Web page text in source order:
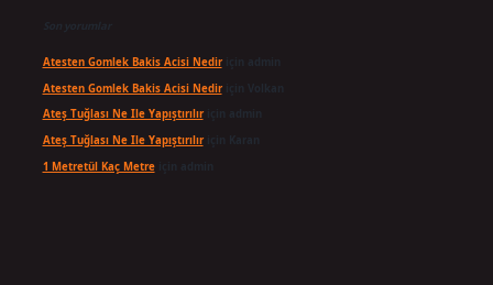
Son yorumlar
Atesten Gomlek Bakis Acisi Nediriçin
Atesten Gomlek Bakis Acisi Nediriçin
Ateş Tuğlası Ne Ile Yapıştırılıriçin
Ateş Tuğlası Ne Ile Yapıştırılıriçin
1 Metretül Kaç Metreiçin